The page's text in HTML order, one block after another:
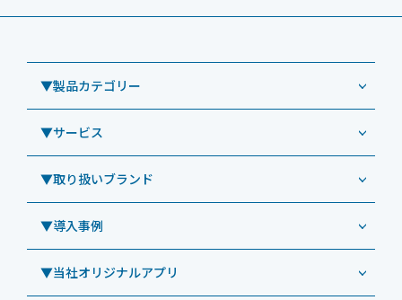
▼製品カテゴリー
業務用タブレット
Windowsタブレット TW2A-NF9LTA
Windowsタブレット TW2A-N9LTA
Windowsタブレット TW2A-N9LT
Windowsタブレット TW2A-E9LT
Androidタブレット TA2C-NF8
▼サービス
コールセンター
CRMシステム「カイゼンコール」
リペアサービス
教育機関向けiPad修理パック
▼取り扱いブランド
ODS（オーディーエス）
LG（エルジー）
▼導入事例
導入事例（業務用タブレット、デジタルサイネージほか）
▼当社オリジナルアプリ